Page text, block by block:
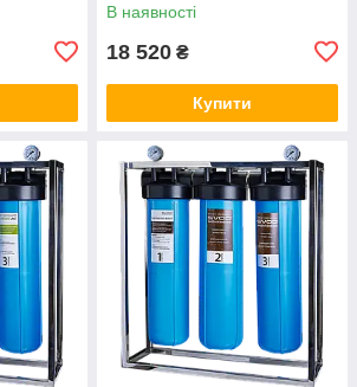
В наявності
18 520 ₴
Купити